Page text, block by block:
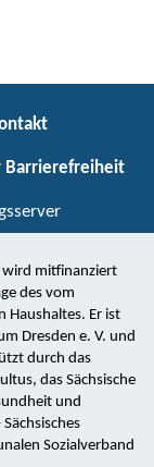
Barrierefreiheit
wird mitfinanziert
des vom
Haushaltes. Er ist
Dresden e. V. und
durch das
das Sächsische
und
Sozialverband